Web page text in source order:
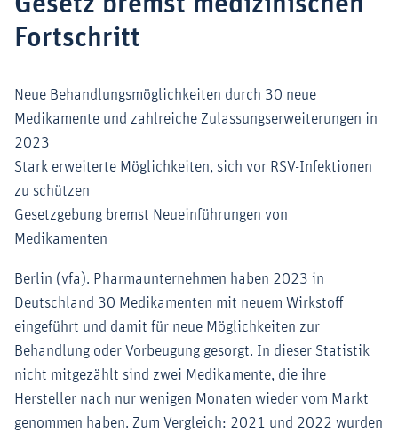
Digitalisierung & KI
Verband & Mitglieder
Medien
Fortschritt
Neue Behandlungsmöglichkeiten durch 30 neue
Medikamente und zahlreiche Zulassungserweiterungen in
2023
Stark erweiterte Möglichkeiten, sich vor RSV-Infektionen
zu schützen
Gesetzgebung bremst Neueinführungen von
Medikamenten
Berlin (vfa). Pharmaunternehmen haben 2023 in
Deutschland 30 Medikamenten mit neuem Wirkstoff
eingeführt und damit für neue Möglichkeiten zur
Behandlung oder Vorbeugung gesorgt. In dieser Statistik
nicht mitgezählt sind zwei Medikamente, die ihre
Hersteller nach nur wenigen Monaten wieder vom Markt
genommen haben. Zum Vergleich: 2021 und 2022 wurden